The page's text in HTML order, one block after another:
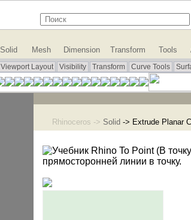
Viewport Layout Visibility Transform Curve Tools
Solid Mesh Dimension Transform Tools
Rhinoceros -> Solid -> Extrude Planar
To Point (В
прямосторонней линии в точку.